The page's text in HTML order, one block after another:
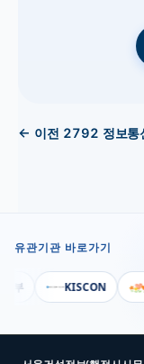
← 이전 2792 정보통
유관기관 바로가기
KISCON